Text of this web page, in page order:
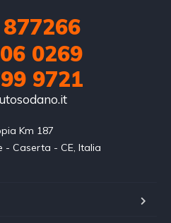
877266
0269
9721
Km 187
- Caserta - CE, Italia